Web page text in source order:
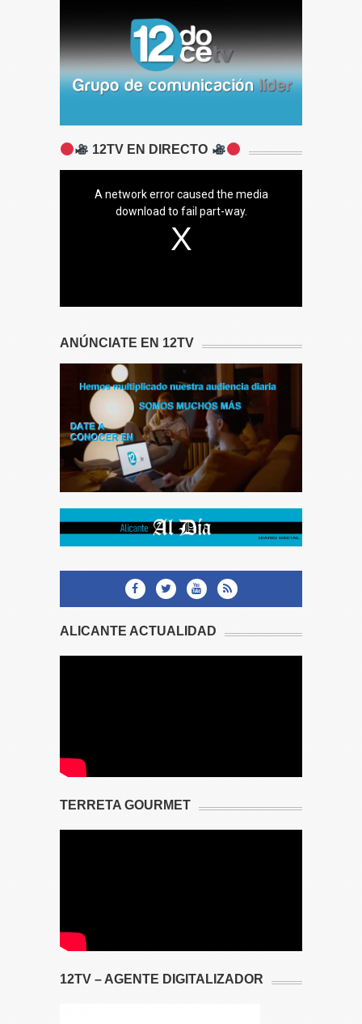
12TV EN DIRECTO
A network error caused the media
download to fail part-way.
ANÚNCIATE EN 12TV
ALICANTE ACTUALIDAD
TERRETA GOURMET
12TV – AGENTE DIGITALIZADOR